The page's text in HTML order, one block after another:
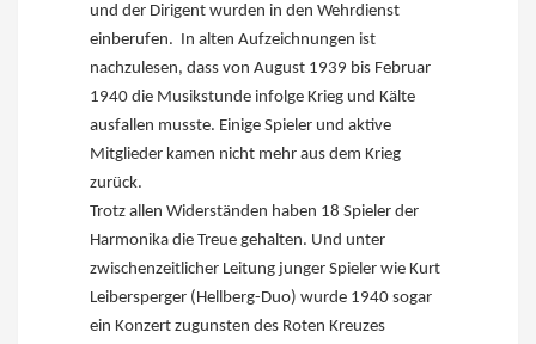
und der Dirigent wurden in den Wehrdienst
einberufen. In alten Aufzeichnungen ist
nachzulesen, dass von August 1939 bis Februar
1940 die Musikstunde infolge Krieg und Kälte
ausfallen musste. Einige Spieler und aktive
Mitglieder kamen nicht mehr aus dem Krieg
zurück.
Trotz allen Widerständen haben 18 Spieler der
Harmonika die Treue gehalten. Und unter
zwischenzeitlicher Leitung junger Spieler wie Kurt
Leibersperger (Hellberg-Duo) wurde 1940 sogar
ein Konzert zugunsten des Roten Kreuzes